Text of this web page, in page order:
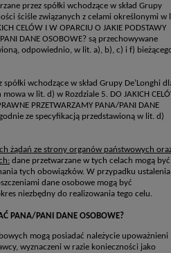
przez spółki wchodzące w skład Grupy
ściśle związanych z celami określonymi w
CELÓW I W OPARCIU O JAKIE PODSTAWY
DANE OSOBOWE? są przechowywane
odpowiednio, w lit. a), b), c) i f)
wchodzące w skład Grupy De’Longhi
w lit. d) w Rozdziale 5. DO JAKICH
PRZETWARZAMY PANA/PANI DANE
ze specyfikacją przedstawioną w lit. d)
żądań ze strony organów państwowych
dane przetwarzane w tych celach mogą być
tych obowiązków. W przypadku
dane osobowe mogą być
niezbędny do realizowania tego celu.
PANA/PANI DANE OSOBOWE?
mogą posiadać należycie upoważnieni
wyznaczeni w razie konieczności jako